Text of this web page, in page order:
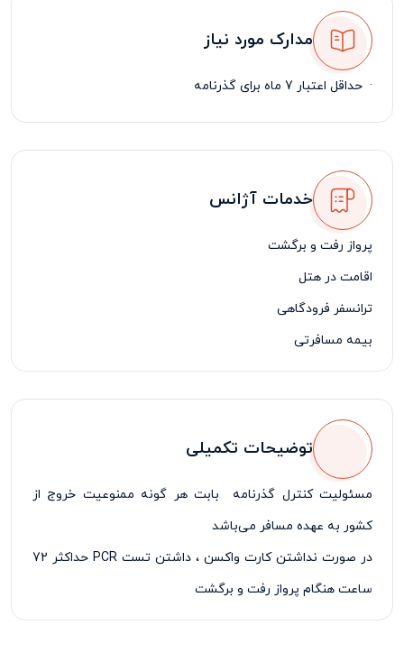
مدارک مورد نیاز
· حداقل اعتبار 7 ماه برای گذرنامه
خدمات آژانس
پرواز رفت و برگشت
اقامت در هتل
ترانسفر فرودگاهی
بیمه مسافرتی
لیدر فارسی زبان
توضیحات تکمیلی
مسئولیت کنترل گذرنامه بابت هر گونه ممنوعیت خروج از
کشور به عهده مسافر می‌باشد
در صورت نداشتن کارت واکسن ، داشتن تست
حداکثر 72
ساعت هنگام پرواز رفت و برگشت
پرداخت 50% درصد از مبلغ کل تور در زمان ثبت نام تور الزامی